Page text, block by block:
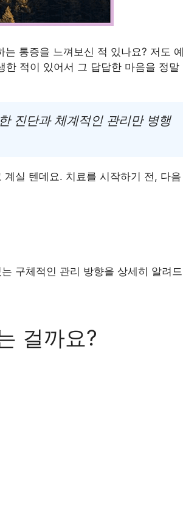
는 통증을 느껴보신 적 있나요? 저도 예
한 적이 있어서 그 답답한 마음을 정말
진단과 체계적인 관리만 병행
계실 텐데요. 치료를 시작하기 전, 다음
구체적인 관리 방향을 상세히 알려드
걸까요?